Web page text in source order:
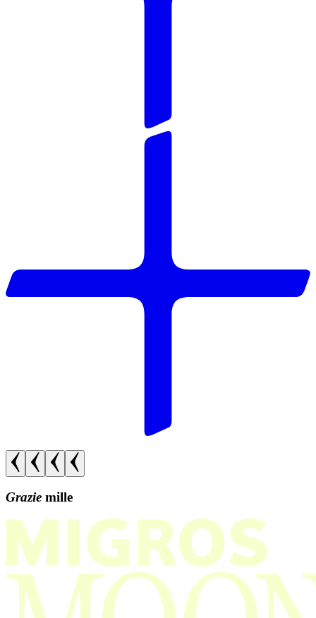
Grazie mille